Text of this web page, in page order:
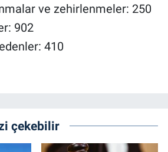
ve zehirlenmeler: 250
902
410
çekebilir